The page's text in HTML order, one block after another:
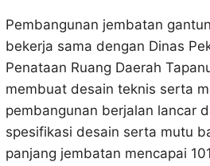
Pembangunan jembatan
bekerja sama dengan Dinas
Penataan Ruang Daerah
membuat desain teknis serta
pembangunan berjalan lancar
spesifikasi desain serta mutu
panjang jembatan mencapai